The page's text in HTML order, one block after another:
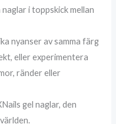
i toppskick mellan
nyanser av samma färg
eller experimentera
ränder eller
gel naglar, den